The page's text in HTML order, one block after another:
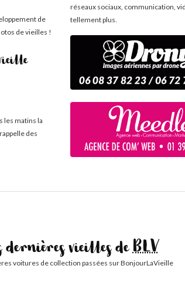
de
de vieilles !
les matins la
des
réseaux sociaux, communication,
tellement plus.
dernières vieilles deBLV
voitures de collection passées sur BonjourLaVieille